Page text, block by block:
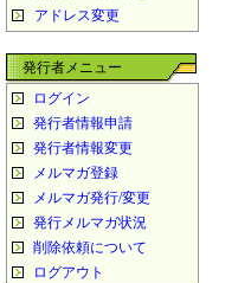
アドレス変更
発行者メニュー
ログイン
発行者情報申請
発行者情報変更
メルマガ登録
メルマガ発行/変更
発行メルマガ状況
削除依頼について
ログアウト